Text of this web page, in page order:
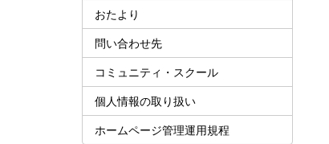
おたより
問い合わせ先
コミュニティ・スクール
個人情報の取り扱い
ホームページ管理運用規程